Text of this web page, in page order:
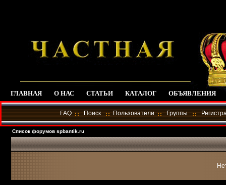
ГЛАВНАЯ О НАС СТАТЬИ КАТАЛОГ ОБЪЯВЛЕНИЯ
FAQ Поиск Пользователи Группы
Список форумов spbantik.ru